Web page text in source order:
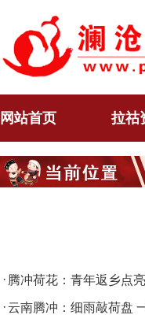
网站首页 拉祜
· 腾冲荷花：青年返乡点
·云南腾冲：细雨敲荷盘